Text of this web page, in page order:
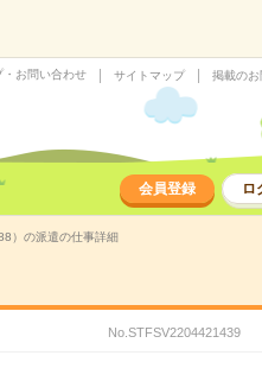
・お問い合わせ サイトマップ 掲載のお
会員登録 ロ
）の派遣の仕事詳細
No.STFSV2204421439